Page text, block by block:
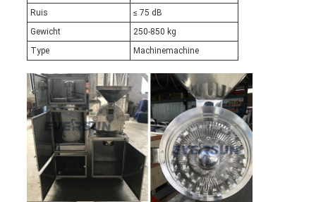
Ruis
≤ 75 dB
Gewicht
250-850 kg
Type
Machinemachine